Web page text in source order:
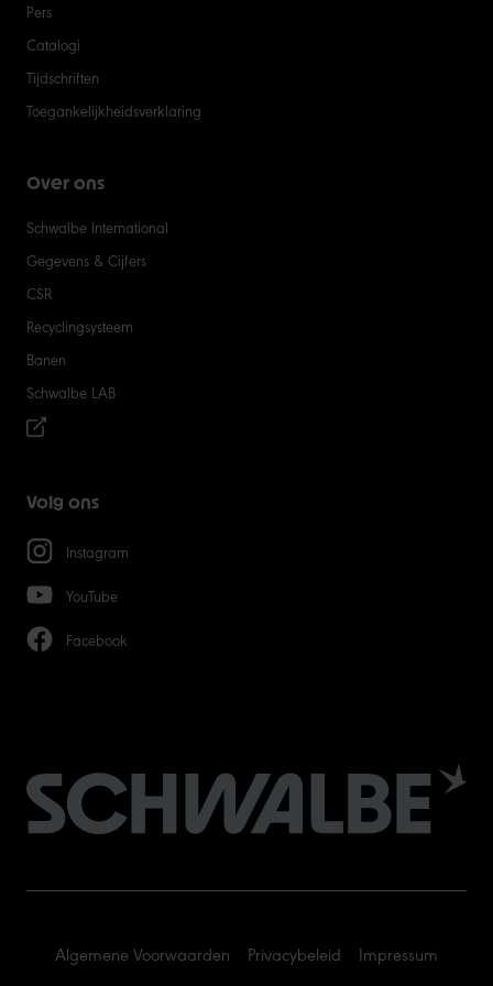
Pers
Catalogi
Tijdschriften
Toegankelijkheidsverklaring
Over ons
Schwalbe International
Gegevens & Cijfers
CSR
Recyclingsysteem
Banen
Schwalbe LAB
Volg ons
Instagram
YouTube
Facebook
Algemene Voorwaarden Privacybeleid Impressum